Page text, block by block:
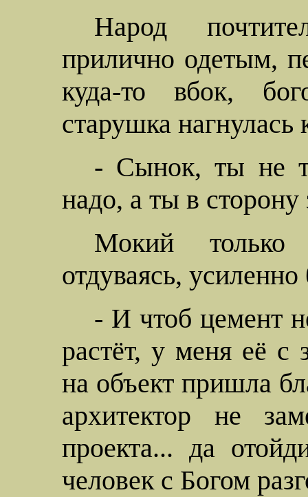
Народ
прилично одетым,
куда-то вбок,
старушка нагнулась
- Сынок, ты не
надо, а ты в
Мокий только
отдуваясь,
- И чтоб цемент
растёт, у меня её с
на объект пришла
архитектор не
проекта... да
человек с Богом